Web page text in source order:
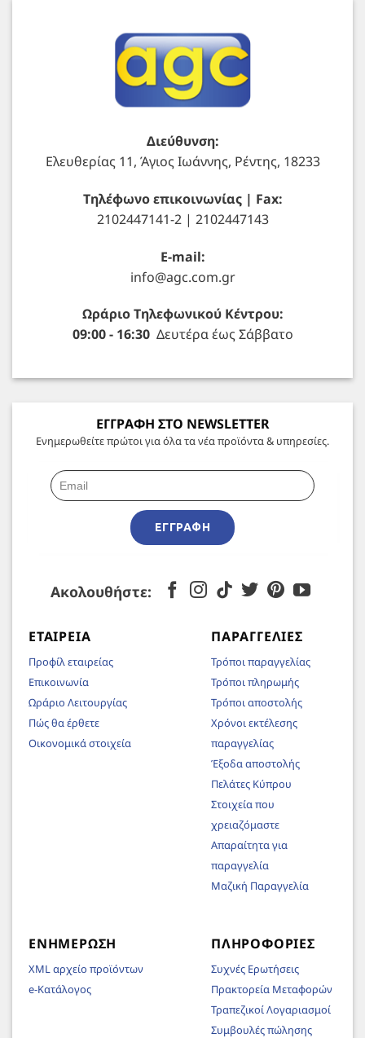
Διεύθυνση:
Ελευθερίας 11, Άγιος Ιωάννης, Ρέντης, 18233
Τηλέφωνο επικοινωνίας | Fax:
2102447141-2 | 2102447143
E-mail:
info@agc.com.gr
Ωράριο Τηλεφωνικού Κέντρου:
09:00 - 16:30Δευτέρα έως Σάββατο
ΕΓΓΡΑΦΗ ΣΤΟ NEWSLETTER
Ενημερωθείτε πρώτοι για όλα τα νέα προϊόντα & υπηρεσίες.
ΕΓΓΡΑΦΉ
Ακολουθήστε:
ΕΤΑΙΡΕΊΑ
Προφίλ εταιρείας
Επικοινωνία
Ωράριο Λειτουργίας
Πώς θα έρθετε
Οικονομικά στοιχεία
ΠΑΡΑΓΓΕΛΊΕΣ
Τρόποι παραγγελίας
Τρόποι πληρωμής
Τρόποι αποστολής
Χρόνοι εκτέλεσης
παραγγελίας
Έξοδα αποστολής
Πελάτες Κύπρου
Στοιχεία που
χρειαζόμαστε
Απαραίτητα για
παραγγελία
Μαζική Παραγγελία
ΕΝΗΜΈΡΩΣΗ
XML αρχείο προϊόντων
e-Κατάλογος
ΠΛΗΡΟΦΟΡΊΕΣ
Συχνές Ερωτήσεις
Πρακτορεία Μεταφορών
Τραπεζικοί Λογαριασμοί
Συμβουλές πώλησης